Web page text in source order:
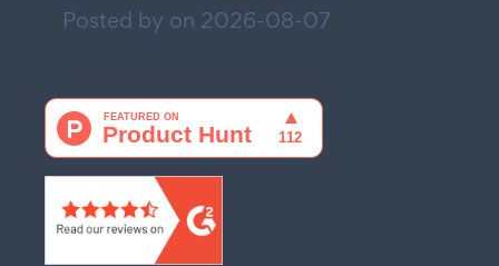
Posted by on 2026-08-07